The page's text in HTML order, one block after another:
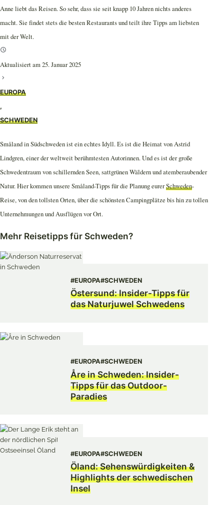
Anne liebt das Reisen. So sehr, dass sie seit knapp 10 Jahren nichts anderes
macht. Sie findet stets die besten Restaurants und teilt ihre Tipps am liebsten
mit der Welt.
Aktualisiert am 25. Januar 2025
EUROPA
,
SCHWEDEN
Småland in Südschweden ist ein echtes Idyll. Es ist die Heimat von Astrid
Lindgren, einer der weltweit berühmtesten Autorinnen. Und es ist der große
Schwedentraum von schillernden Seen, sattgrünen Wäldern und atemberaubender
Natur. Hier kommen unsere Småland-Tipps für die Planung eurerSchweden-
Reise, von den tollsten Orten, über die schönsten Campingplätze bis hin zu tollen
Unternehmungen und Ausflügen vor Ort.
Mehr Reisetipps für Schweden?
#EUROPA#SCHWEDEN
Östersund: Insider-Tipps für
das Naturjuwel Schwedens
#EUROPA#SCHWEDEN
Åre in Schweden: Insider-
Tipps für das Outdoor-
Paradies
#EUROPA#SCHWEDEN
Öland: Sehenswürdigkeiten &
Highlights der schwedischen
Insel